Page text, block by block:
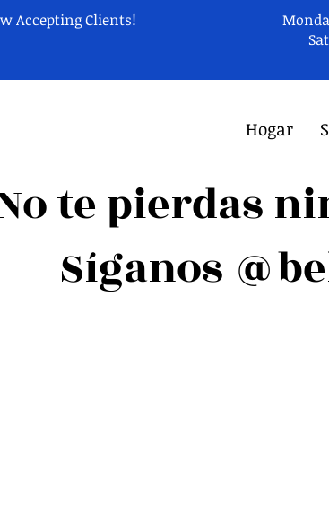
Accepting Clients!
Hogar
te pierdas
Síganos